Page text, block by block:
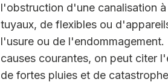
l'obstruction d'une canalisation
tuyaux, de flexibles ou
l'usure ou de l'endommagement.
causes courantes, on peut citer
de fortes pluies et de